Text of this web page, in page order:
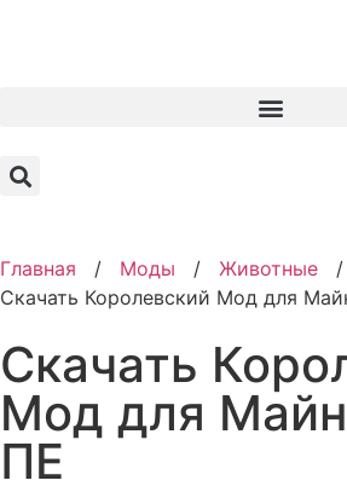
Главная / Моды / Животные
/
Скачать Королевский Мод для
Скачать
Мод для
ПЕ